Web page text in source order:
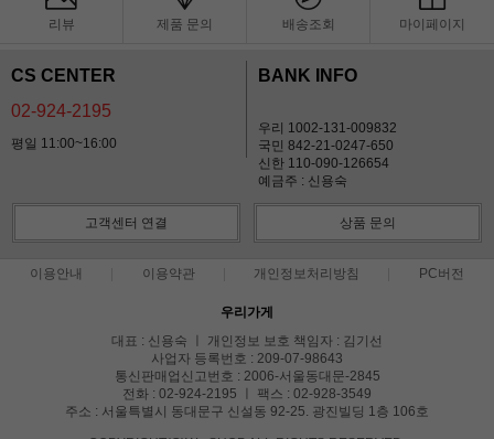
리뷰 제품 문의 배송조회 마이페이지
CS CENTER
02-924-2195
평일 11:00~16:00
BANK INFO
우리 1002-131-009832
국민 842-21-0247-650
신한 110-090-126654
예금주 : 신용숙
고객센터 연결 상품 문의
이용안내 이용약관 개인정보처리방침 PC버전
우리가게
대표 : 신용숙 ㅣ 개인정보 보호 책임자 : 김기선
사업자 등록번호 : 209-07-98643
통신판매업신고번호 : 2006-서울동대문-2845
전화 : 02-924-2195 ㅣ 팩스 : 02-928-3549
주소 : 서울특별시 동대문구 신설동 92-25. 광진빌딩 1층 106호